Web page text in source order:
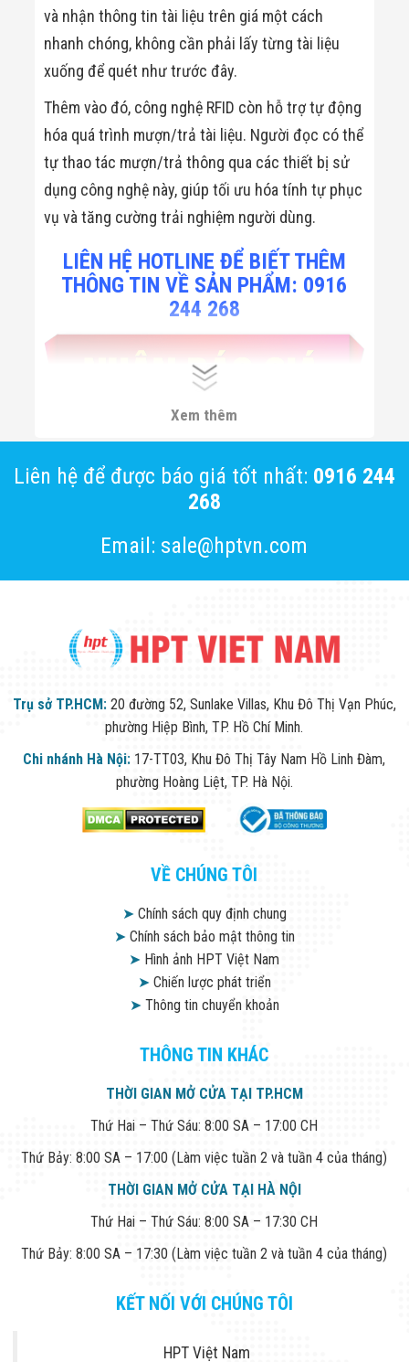
và nhận thông tin tài liệu trên giá một cách
nhanh chóng, không cần phải lấy từng tài liệu
xuống để quét như trước đây.
Thêm vào đó, công nghệ RFID còn hỗ trợ tự động
hóa quá trình mượn/trả tài liệu. Người đọc có thể
tự thao tác mượn/trả thông qua các thiết bị sử
dụng công nghệ này, giúp tối ưu hóa tính tự phục
vụ và tăng cường trải nghiệm người dùng.
LIÊN HỆ HOTLINE ĐỂ BIẾT THÊM
THÔNG TIN VỀ SẢN PHẨM: 0916
244 268
Xem thêm
Liên hệ để được báo giá tốt nhất: 0916 244
268
Email: sale@hptvn.com
Trụ sở TP.HCM: 20 đường 52, Sunlake Villas, Khu Đô Thị Vạn Phúc,
phường Hiệp Bình, TP. Hồ Chí Minh.
Chi nhánh Hà Nội: 17-TT03, Khu Đô Thị Tây Nam Hồ Linh Đàm,
phường Hoàng Liệt, TP. Hà Nội.
VỀ CHÚNG TÔI
➤Chính sách quy định chung
➤Chính sách bảo mật thông tin
➤ Hình ảnh HPT Việt Nam
➤Chiến lược phát triển
➤Thông tin chuyển khoản
THÔNG TIN KHÁC
THỜI GIAN MỞ CỬA TẠI TP.HCM
Thứ Hai – Thứ Sáu: 8:00 SA – 17:00 CH
Thứ Bảy: 8:00 SA – 17:00 (Làm việc tuần 2 và tuần 4 của tháng)
THỜI GIAN MỞ CỬA TẠI HÀ NỘI
Thứ Hai – Thứ Sáu: 8:00 SA – 17:30 CH
Thứ Bảy: 8:00 SA – 17:30 (Làm việc tuần 2 và tuần 4 của tháng)
KẾT NỐI VỚI CHÚNG TÔI
HPT Việt Nam